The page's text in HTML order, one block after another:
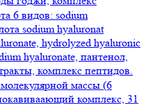
6 видов: sodium
sodium hyaluronat
hydrolyzed hyaluronic
hyaluronate, пантенол,
комплекс пептидов.
массы (6
комплекс, 31